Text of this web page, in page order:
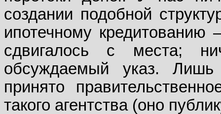
создании подобной
ипотечному
сдвигалось с места;
обсуждаемый указ.
принято
такого агентства (оно